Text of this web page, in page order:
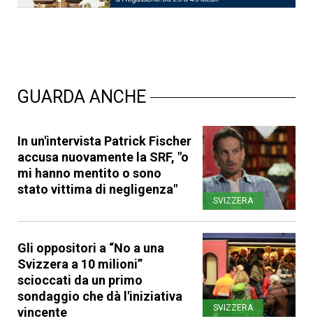
GUARDA ANCHE
In un'intervista Patrick Fischer
accusa nuovamente la SRF, "o
mi hanno mentito o sono
stato vittima di negligenza"
SVIZZERA
Gli oppositori a “No a una
Svizzera a 10 milioni”
scioccati da un primo
sondaggio che dà l'iniziativa
vincente
SVIZZERA